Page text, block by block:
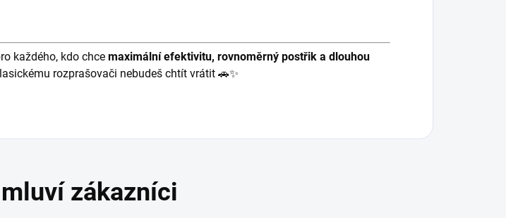
každého, kdo chce maximální efektivitu, rovnoměrný postřik a dlouhou
rozprašovači nebudeš chtít vrátit 🚗✨